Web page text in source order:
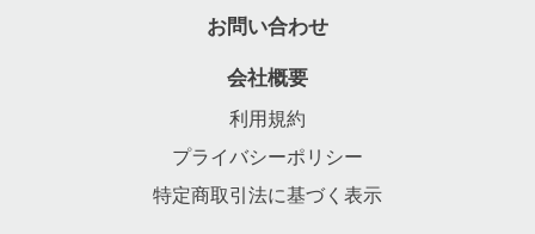
お問い合わせ
会社概要
利用規約
プライバシーポリシー
特定商取引法に基づく表示